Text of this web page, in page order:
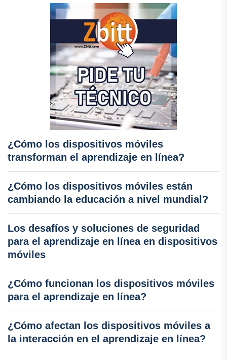
¿Cómo los dispositivos móviles
transforman el aprendizaje en línea?
¿Cómo los dispositivos móviles están
cambiando la educación a nivel mundial?
Los desafíos y soluciones de seguridad
para el aprendizaje en línea en dispositivos
móviles
¿Cómo funcionan los dispositivos móviles
para el aprendizaje en línea?
¿Cómo afectan los dispositivos móviles a
la interacción en el aprendizaje en línea?